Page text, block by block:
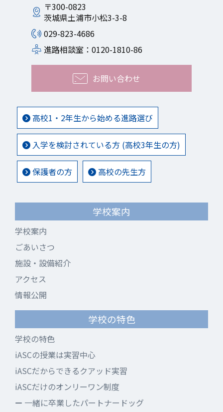
〒300-0823
茨城県土浦市小松3-3-8
029-823-4686
進路相談室：0120-1810-86
お問い合わせ
高校1・2年生から始める進路選び
入学を検討されている方 (高校3年生の方)
保護者の方 高校の先生方
学校案内
学校案内
ごあいさつ
施設・設備紹介
アクセス
情報公開
学校の特色
学校の特色
iASCの授業は実習中心
iASCだからできるクアッド実習
iASCだけのオンリーワン制度
一緒に卒業したパートナードッグ